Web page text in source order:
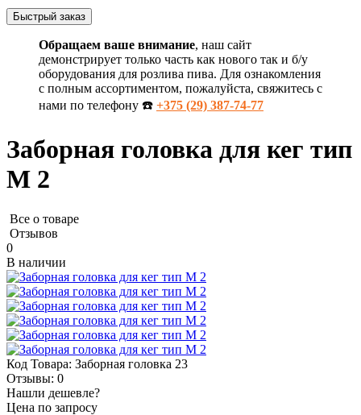
Быстрый заказ
Обращаем ваше внимание, наш сайт
демонстрирует только часть как нового так и б/у
оборудования для розлива пива. Для ознакомления
с полным ассортиментом, пожалуйста, свяжитесь с
нами по телефону ☎️ +375 (29) 387-74-77
Заборная головка для кег тип
M 2
Все о товаре
Отзывов
0
В наличии
Код Товара: Заборная головка 23
Отзывы: 0
Нашли дешевле?
Цена по запросу